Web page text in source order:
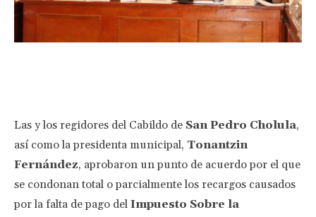
Las y los regidores del Cabildo de San Pedro Cholula,
así como la presidenta municipal, Tonantzin
Fernández, aprobaron un punto de acuerdo por el que
se condonan total o parcialmente los recargos causados
por la falta de pago del Impuesto Sobre la